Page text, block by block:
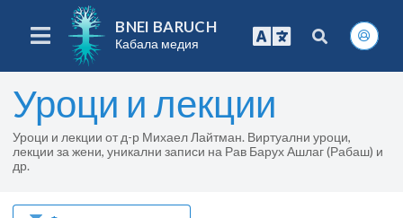
BNEI BARUCH
Кабала медия
Уроци и лекции
Уроци и лекции от д-р Михаел Лайтман. Виртуални уроци,
лекции за жени, уникални записи на Рав Барух Ашлаг (Рабаш) и
др.